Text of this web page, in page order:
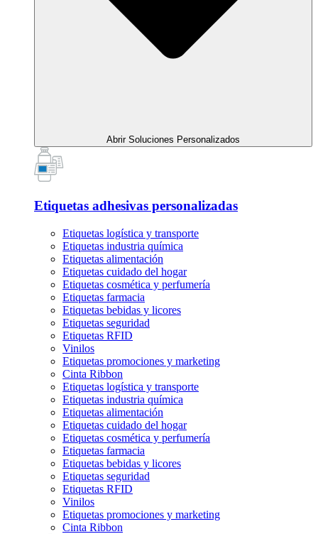
Abrir Soluciones Personalizados
Etiquetas adhesivas personalizadas
Etiquetas logística y transporte
Etiquetas industria química
Etiquetas alimentación
Etiquetas cuidado del hogar
Etiquetas cosmética y perfumería
Etiquetas farmacia
Etiquetas bebidas y licores
Etiquetas seguridad
Etiquetas RFID
Vinilos
Etiquetas promociones y marketing
Cinta Ribbon
Etiquetas logística y transporte
Etiquetas industria química
Etiquetas alimentación
Etiquetas cuidado del hogar
Etiquetas cosmética y perfumería
Etiquetas farmacia
Etiquetas bebidas y licores
Etiquetas seguridad
Etiquetas RFID
Vinilos
Etiquetas promociones y marketing
Cinta Ribbon